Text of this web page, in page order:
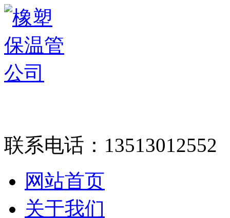
联系电话： 13513012552
网站首页
关于我们